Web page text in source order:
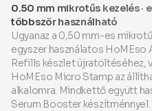
0.50 mm mikrotűs kezelés ·
többször használható
Ugyanaz a 0,50 mm-es
egyszer használatos HoMEso
Refills készlet újratöltéséhez,
HoMEso Micro Stamp az
alkalomra. Mindkettő együtt
Serum Booster készítménnyel.